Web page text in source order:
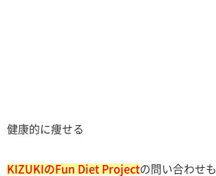
健康的に痩せる
KIZUKIのFun Diet Projectの問い合わせも